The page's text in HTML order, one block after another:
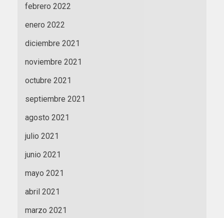
febrero 2022
enero 2022
diciembre 2021
noviembre 2021
octubre 2021
septiembre 2021
agosto 2021
julio 2021
junio 2021
mayo 2021
abril 2021
marzo 2021